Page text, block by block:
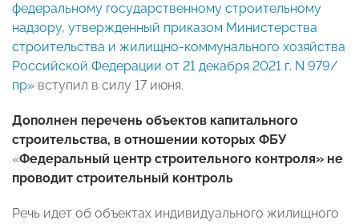
федеральному государственному строительному
надзору, утвержденный приказом Министерства
строительства и жилищно-коммунального хозяйства
Российской Федерации от 21 декабря 2021 г. N 979/
пр» вступил в силу 17 июня.
Дополнен перечень объектов капитального
строительства, в отношении которых ФБУ
«Федеральный центр строительного контроля» не
проводит строительный контроль
Речь идет об объектах индивидуального жилищного